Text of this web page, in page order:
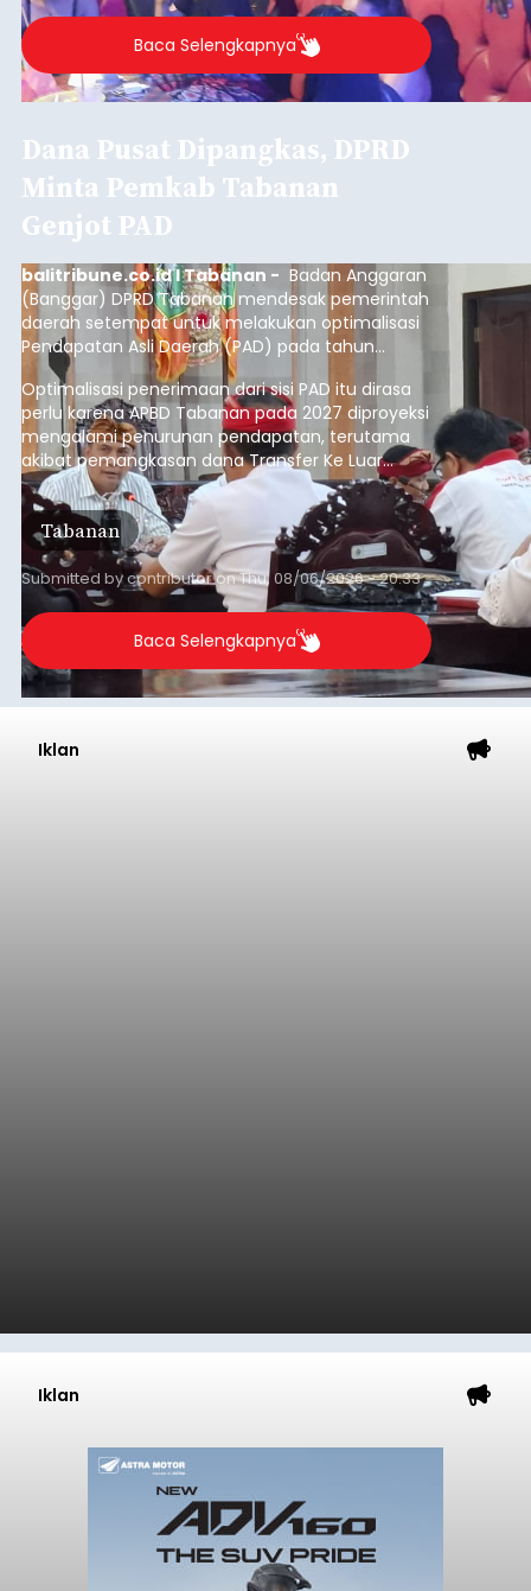
Baca Selengkapnya
Dana Pusat Dipangkas, DPRD
Minta Pemkab Tabanan
Genjot PAD
balitribune.co.id I Tabanan - Badan Anggaran
(Banggar) DPRD Tabanan mendesak pemerintah
daerah setempat untuk melakukan optimalisasi
Pendapatan Asli Daerah (PAD) pada tahun
anggaran 2027.
Optimalisasi penerimaan dari sisi PAD itu dirasa
perlu karena APBD Tabanan pada 2027 diproyeksi
mengalami penurunan pendapatan, terutama
akibat pemangkasan dana Transfer Ke Luar
Daerah (TKD) dari pemerintah pusat.
Tabanan
Submitted bycontributoronThu, 08/06/2026 - 20:33
Baca Selengkapnya
Iklan
Iklan